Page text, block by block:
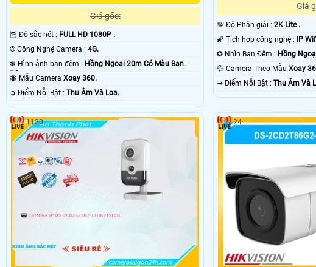
Giá gốc:
🦉 Độ sắc nét : FULL HD 1080P .
®️ Công Nghệ Camera : 4G.
❃ Hình ảnh ban đêm : Hồng Ngoại 20m Có Màu Ban
Ðêm.🐜 Mẫu Camera Xoay 360.
️➲ Điểm Nỗi Bật : Thu Âm Và Loa.
Giá
💯 Độ Phân giải : 2K Lite .
🌠 Tích hợp công nghệ : IP
✪ Nhìn Ban Đêm : Hồng
💦 Camera Theo Mẫu Xoay
️⇝ Điểm Nỗi Bật : Thu Âm Và
1120 24